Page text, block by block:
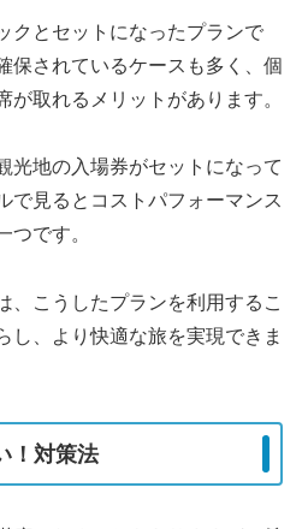
クとセットになったプランで
保されているケースも多く、個
が取れるメリットがあります。
光地の入場券がセットになって
で見るとコストパフォーマンス
つです。
、こうしたプランを利用するこ
し、より快適な旅を実現できま
！対策法